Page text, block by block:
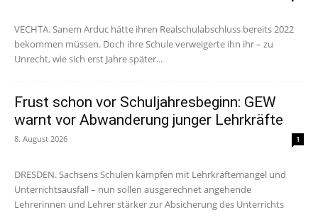
VECHTA. Sanem Arduc hätte ihren Realschulabschluss bereits 2022
bekommen müssen. Doch ihre Schule verweigerte ihn ihr – zu
Unrecht, wie sich erst Jahre später...
Frust schon vor Schuljahresbeginn: GEW
warnt vor Abwanderung junger Lehrkräfte
8. August 2026 1
DRESDEN. Sachsens Schulen kämpfen mit Lehrkräftemangel und
Unterrichtsausfall – nun sollen ausgerechnet angehende
Lehrerinnen und Lehrer stärker zur Absicherung des Unterrichts